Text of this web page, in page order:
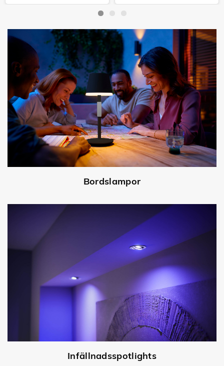
929001180642
929003582607
Bordslampor
Infällnadsspotlights